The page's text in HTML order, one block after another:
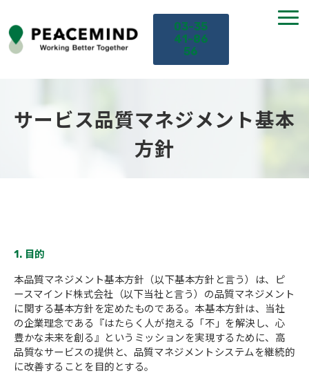
03-35
41-86
56
お役立ち情報
導入事例
会社概要
サービス品質マネジメント基本
方針
1. 目的
本品質マネジメント基本方針（以下基本方針と言う）は、ピ
ースマインド株式会社（以下当社と言う）の品質マネジメント
に関する基本方針を定めたものである。本基本方針は、当社
の企業理念である『はたらく人が抱える「不」を解決し、心
豊かな未来を創る』というミッションを実現するために、高
品質なサービスの提供と、品質マネジメントシステムを継続的
に改善することを目的とする。